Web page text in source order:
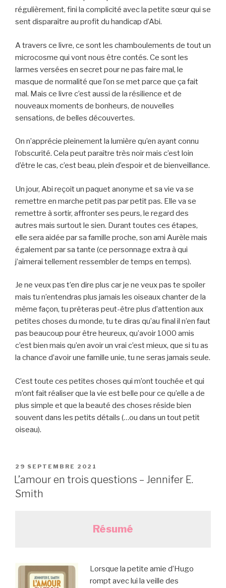
régulièrement, fini la complicité avec la petite sœur qui se
sent disparaître au profit du handicap d’Abi.
A travers ce livre, ce sont les chamboulements de tout un
microcosme qui vont nous être contés. Ce sont les
larmes versées en secret pour ne pas faire mal, le
masque de normalité que l’on se met parce que ça fait
mal. Mais ce livre c’est aussi de la résilience et de
nouveaux moments de bonheurs, de nouvelles
sensations, de belles découvertes.
On n’apprécie pleinement la lumière qu’en ayant connu
l’obscurité. Cela peut paraître très noir mais c’est loin
d’être le cas, c’est beau, plein d’espoir et de bienveillance.
Un jour, Abi reçoit un paquet anonyme et sa vie va se
remettre en marche petit pas par petit pas. Elle va se
remettre à sortir, affronter ses peurs, le regard des
autres mais surtout le sien. Durant toutes ces étapes,
elle sera aidée par sa famille proche, son ami Aurèle mais
également par sa tante (ce personnage extra à qui
j’aimerai tellement ressembler de temps en temps).
Je ne veux pas t’en dire plus car je ne veux pas te spoiler
mais tu n’entendras plus jamais les oiseaux chanter de la
même façon, tu prêteras peut-être plus d’attention aux
petites choses du monde, tu te diras qu’au final il n’en faut
pas beaucoup pour être heureux, qu’avoir 1000 amis
c’est bien mais qu’en avoir un vrai c’est mieux, que si tu as
la chance d’avoir une famille unie, tu ne seras jamais seule.
C’est toute ces petites choses qui m’ont touchée et qui
m’ont fait réaliser que la vie est belle pour ce qu’elle a de
plus simple et que la beauté des choses réside bien
souvent dans les petits détails (…ou dans un tout petit
oiseau).
PUBLIÉ
LE
29 SEPTEMBRE 2021
L’amour en trois questions – Jennifer E.
Smith
Résumé
Lorsque la petite amie d’Hugo
rompt avec lui la veille des